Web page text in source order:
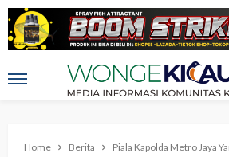
Home Berita Piala Kapolda Metro Jaya